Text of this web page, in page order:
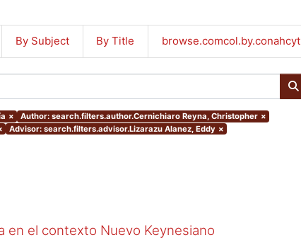
By Subject By Title browse.comcol.by.conahcyt
× Author: search.filters.author.Cernichiaro Reyna, Christopher ×
Advisor: search.filters.advisor.Lizarazu Alanez, Eddy ×
en el contexto Nuevo Keynesiano